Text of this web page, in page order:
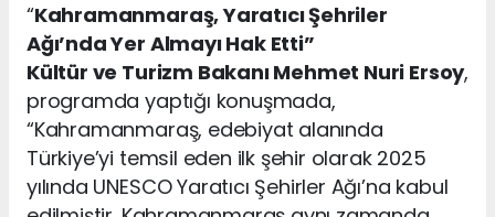
“Kahramanmaraş, Yaratıcı Şehriler
Ağı’nda Yer Almayı Hak Etti”
Kültür ve Turizm Bakanı Mehmet Nuri Ersoy,
programda yaptığı konuşmada,
“Kahramanmaraş, edebiyat alanında
Türkiye’yi temsil eden ilk şehir olarak 2025
yılında UNESCO Yaratıcı Şehirler Ağı’na kabul